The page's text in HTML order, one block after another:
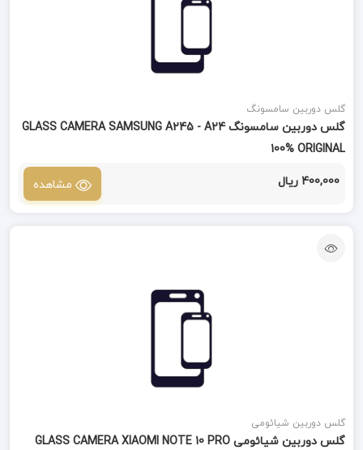
گلس دوربین سامسونگ
گلس دوربین سامسونگ GLASS CAMERA SAMSUNG A245 - A24
100% ORIGINAL
400,000 ریال مشاهده
گلس دوربین شیائومی
گلس دوربین شیائومی GLASS CAMERA XIAOMI NOTE 10 PRO